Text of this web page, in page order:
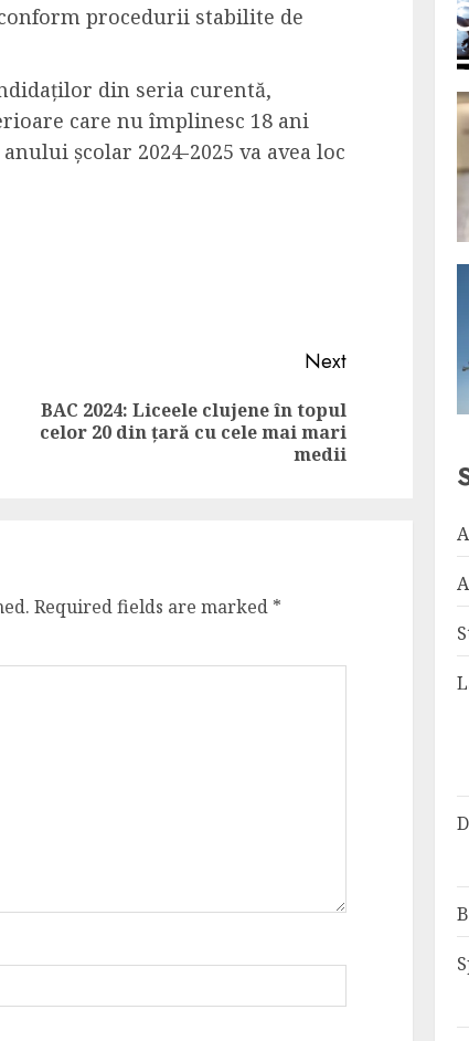
procedurii stabilite de
din seria curentă,
care nu împlinesc 18 ani
școlar 2024-2025 va avea loc
Previous
Next
Next
BAC 2024: Liceele clujene în topul
celor 20 din țară cu cele mai mari
medii
Required fields are marked *